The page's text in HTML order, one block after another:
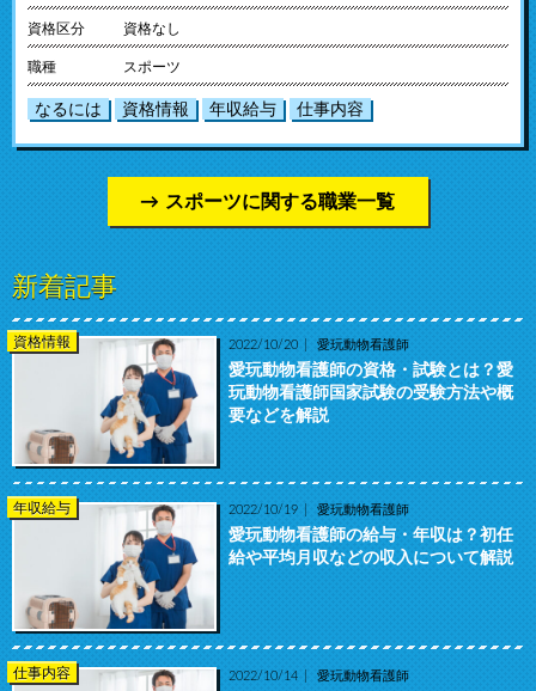
資格区分 資格なし
職種 スポーツ
なるには 資格情報 年収給与 仕事内容
スポーツに関する職業一覧
新着記事
資格情報 2022/10/20 愛玩動物看護師
愛玩動物看護師の資格・試験とは？愛
玩動物看護師国家試験の受験方法や概
要などを解説
年収給与 2022/10/19 愛玩動物看護師
愛玩動物看護師の給与・年収は？初任
給や平均月収などの収入について解説
仕事内容 2022/10/14 愛玩動物看護師